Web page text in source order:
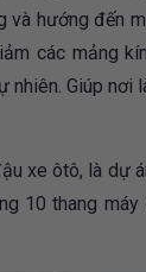
hướng đến
các mảng
Giúp
xe ôtô, là dự
10 thang